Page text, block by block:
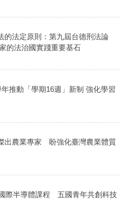
的法定原則：第九屆台德刑法論
的法治國實踐重要基石
年推動「學期16週」新制 強化學習
出農業專家 盼強化臺灣農業體質
際半導體課程 五國青年共創科技